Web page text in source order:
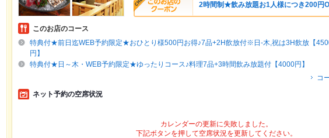
2時間制★飲み放題お1人様につき200円
このお店のコース
特典付★前日迄WEB予約限定★おひとり様500円お得♪7品+2H飲放付※日-木,祝は3H飲放【
円】
特典付★日～木・WEB予約限定★ゆったりコース♪料理7品+3時間飲み放題付【4000円】
コ
ネット予約の空席状況
カレンダーの更新に失敗しました。
下記ボタンを押して空席状況を更新してください。